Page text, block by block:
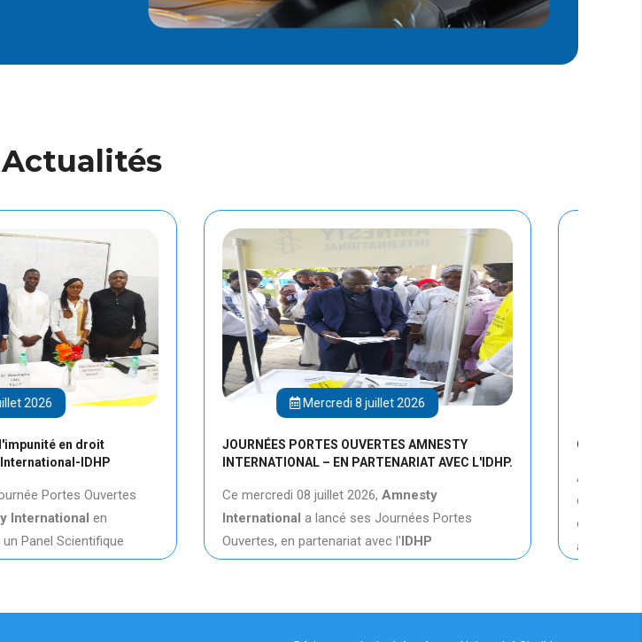
Mercredi 8 juillet 2026
JOURNÉES PORTES OUVERTES AMNESTY
INTERNATIONAL – EN PARTENARIAT AVEC L'IDHP.
Ce mercredi 08 juillet 2026,
Amnesty
International
a lancé ses Journées Portes
Ouvertes, en partenariat avec l' IDHP
Mardi 7 juillet 2026
Objet : Invitation aux « Mercredi de l’I.D.H.P. »
À l’occasion des journées portes ouvertes
d’Amnesty International, l’IDHP vous convie
conférence qui aura lieu le mercredi 08
à 1